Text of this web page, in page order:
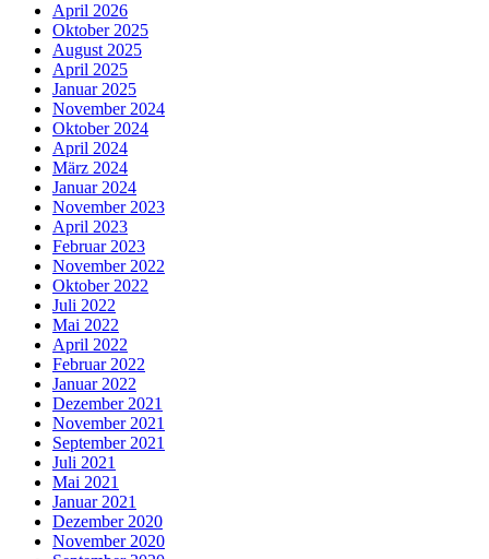
April 2026
Oktober 2025
August 2025
April 2025
Januar 2025
November 2024
Oktober 2024
April 2024
März 2024
Januar 2024
November 2023
April 2023
Februar 2023
November 2022
Oktober 2022
Juli 2022
Mai 2022
April 2022
Februar 2022
Januar 2022
Dezember 2021
November 2021
September 2021
Juli 2021
Mai 2021
Januar 2021
Dezember 2020
November 2020